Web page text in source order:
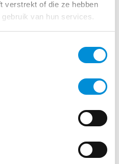
verstrekt of die ze hebben
van hun services.